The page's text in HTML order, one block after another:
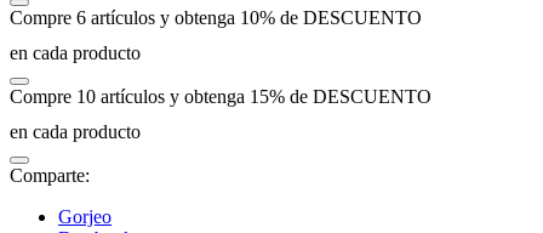
panel
panel
panel
Compre 6 artículos y obtenga 10% de DESCUENTO
en cada producto
Compre 10 artículos y obtenga 15% de DESCUENTO
en cada producto
Comparte:
Gorjeo